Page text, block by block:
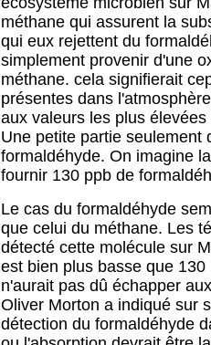
méthane qui assurent la
qui eux rejettent du
simplement provenir d'une
méthane. cela signifierait
présentes dans
aux valeurs les plus
Une petite partie seulement
formaldéhyde. On imagine
fournir 130 ppb de
Le cas du formaldéhyde
que celui du méthane. Les
détecté cette molécule sur
est bien plus basse que
n'aurait pas dû échapper
Oliver Morton a indiqué sur
détection du formaldéhyde